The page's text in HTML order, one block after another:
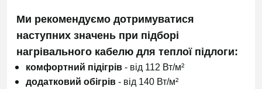
Ми рекомендуємо дотримуватися
наступних значень при підборі
нагрівального кабелю для теплої підлоги:
комфортний підігрів - від 112 Вт/м²
додатковий обігрів - від 140 Вт/м²